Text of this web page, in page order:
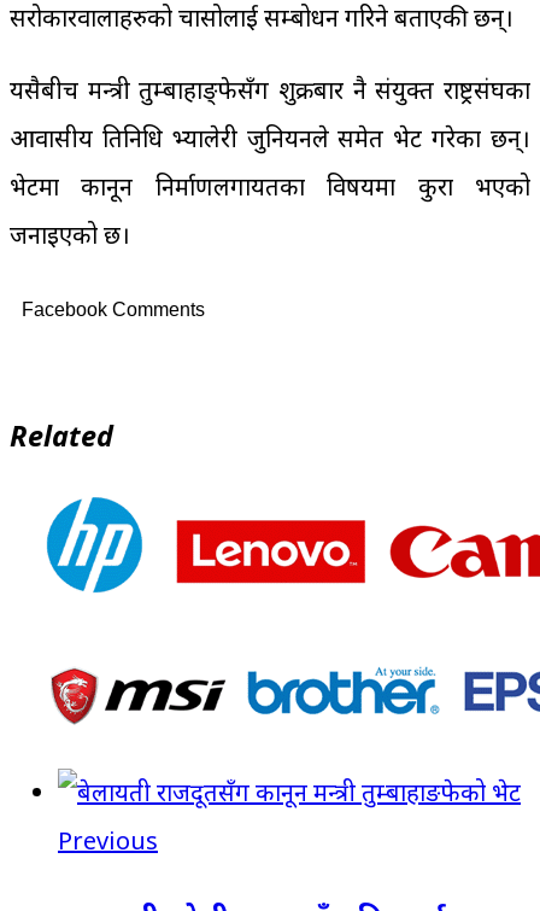
सरोकारवालाहरुको चासोलाई सम्बोधन गरिने बताएकी छन्।
यसैबीच मन्त्री तुम्बाहाङ्फेसँग शुक्रबार नै संयुक्त राष्ट्रसंघका
आवासीय प्रतिनिधि भ्यालेरी जुनियनले समेत भेट गरेका छन्।
भेटमा कानून निर्माणलगायतका विषयमा कुरा भएको
जनाइएको छ।
Facebook Comments
Related
Previous